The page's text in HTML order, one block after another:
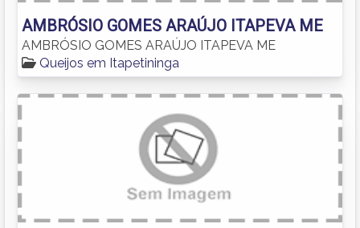
AMBRÓSIO GOMES ARAÚJO ITAPEVA ME
AMBRÓSIO GOMES ARAÚJO ITAPEVA ME
Queijos em Itapetininga